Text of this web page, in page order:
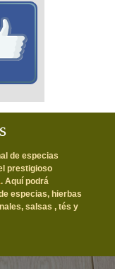
de especias
prestigioso
. Aquí podrá
especias, hierbas
salsas , tés y